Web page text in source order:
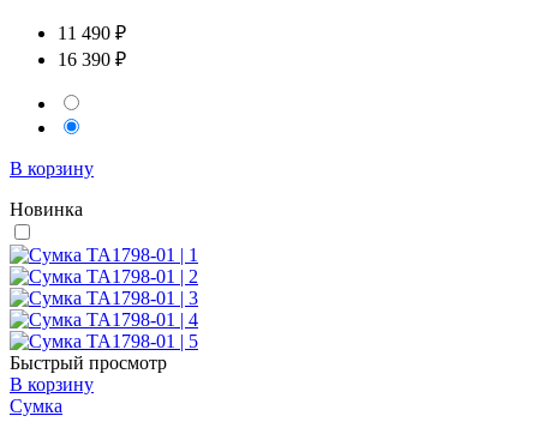
11 490 ₽
16 390 ₽
В корзину
Новинка
Быстрый просмотр
В корзину
Сумка